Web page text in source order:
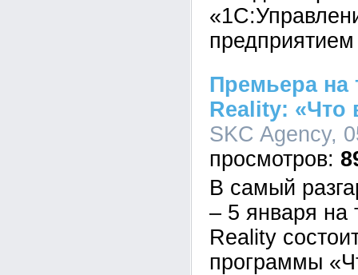
Премьера на
Reality: «Что
SKC Agency,
В самый
– 5 января на
Reality
программы